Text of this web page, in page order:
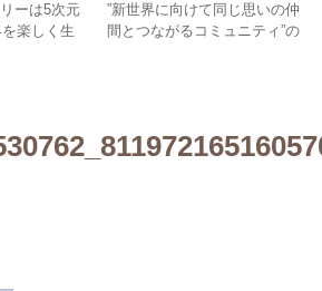
ーは5次元
楽しく生
”新世界に向けて同じ思いの仲
間とつながるコミュニティ”の